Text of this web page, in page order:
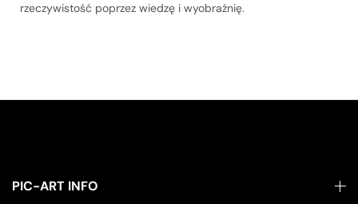
rzeczywistość poprzez wiedzę i wyobraźnię.
PIC-ART INFO